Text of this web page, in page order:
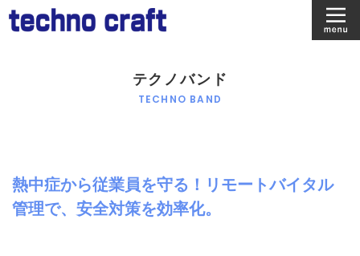
会社情報
テクノバンド
TECHNO BAND
熱中症から従業員を守る！リモートバイタル
管理で、安全対策を効率化。